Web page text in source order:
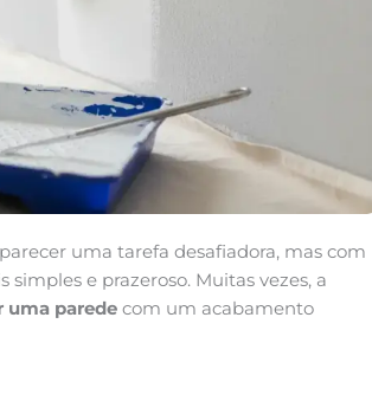
uma tarefa desafiadora, mas com
e prazeroso. Muitas vezes, a
uma parede com um acabamento